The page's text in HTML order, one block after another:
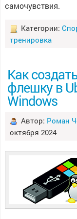
самочувствия.
Категории:
тренировка
Как
флешку в
Windows
Автор: Роман
октября 2024